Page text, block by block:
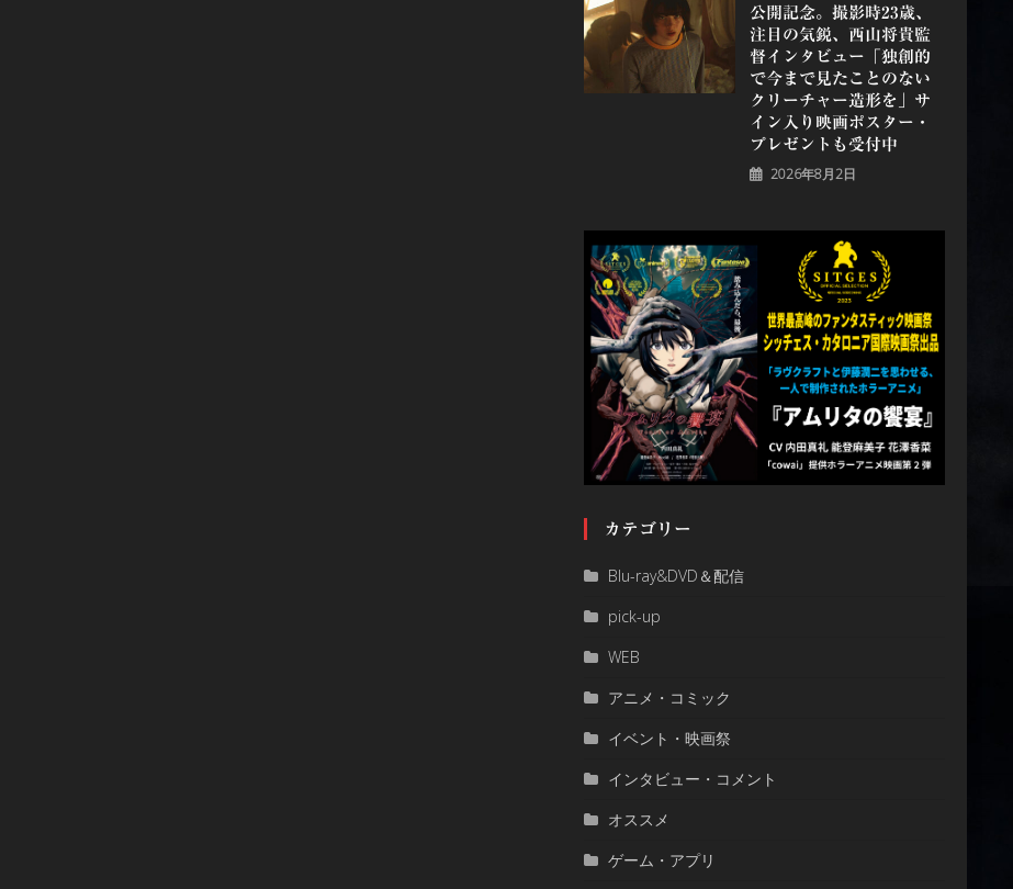
公開記念。撮影時23歳、
注目の気鋭、⻄⼭将貴監
督インタビュー「独創的
で今まで見たことのない
クリーチャー造形を」サ
イン入り映画ポスター・
プレゼントも受付中
2026年8月2日
カテゴリー
Blu-ray&DVD＆配信
pick-up
WEB
アニメ・コミック
イベント・映画祭
インタビュー・コメント
オススメ
ゲーム・アプリ